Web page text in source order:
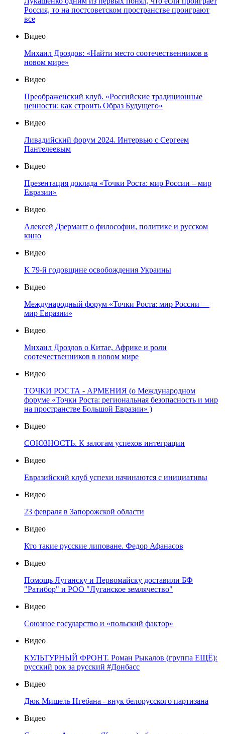
Россия, то на постсоветском пространстве проиграют
все
Видео
Михаил Дроздов: «Найти место соотечественников в
новом мире»
Видео
Преображенский клуб. «Российские традиционные
ценности: как строить Образ Будущего»
Видео
Ливадийский форум 2024. Интервью с Сергеем
Пантелеевым
Видео
Презентация доклада «Точки Роста: мир России – мир
Евразии»
Видео
Алексей Дзермант о философии, политике и русском
кино
Видео
К 79-й годовщине освобождения Украины
Видео
Международный форум «Точки Роста: мир России —
мир Евразии»
Видео
Михаил Дроздов о Китае, Африке и роли
соотечественников в новом мире
Видео
ТОЧКИ РОСТА - АРМЕНИЯ (о Международном
форуме «Точки Роста: региональная безопасность и мир
на пространстве Большой Евразии» )
Видео
СОЮЗНОСТЬ. К залогам успехов интеграции
Видео
Евразийский клуб успехи начинаются с инициативы
Видео
23 февраля в Запорожской области
Видео
Кто такие русские липоване. Федор Афанасов
Видео
Помощь Луганску и Первомайску доставили БФ
"Ратибор" и РОО "Луганское землячество"
Видео
Союзное государство и «польский фактор»
Видео
КУЛЬТУРНЫЙ ФРОНТ. Роман Рыкалов (группа ЕЩЁ):
русский рок за русский #Донбасс
Видео
Дюк Мишель Нгебана - внук белорусского партизана
Видео